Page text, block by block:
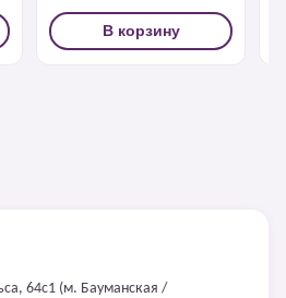
В корзину
64с1 (м. Бауманская /